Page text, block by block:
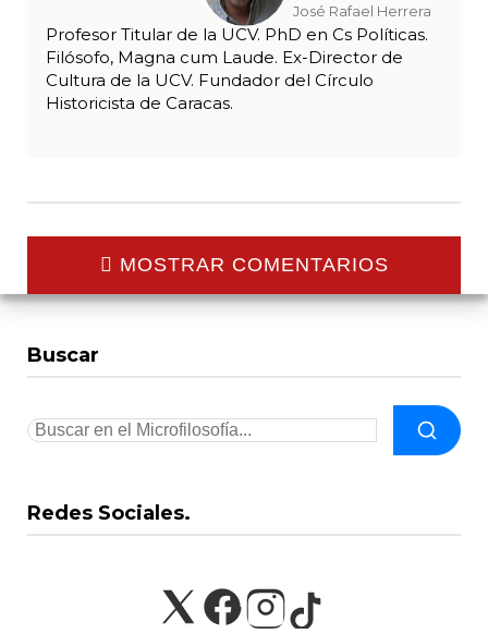
José Rafael Herrera
Profesor Titular de la UCV. PhD en Cs Políticas.
Filósofo, Magna cum Laude. Ex-Director de
Cultura de la UCV. Fundador del Círculo
Historicista de Caracas.
MOSTRAR COMENTARIOS
Buscar
Redes Sociales.